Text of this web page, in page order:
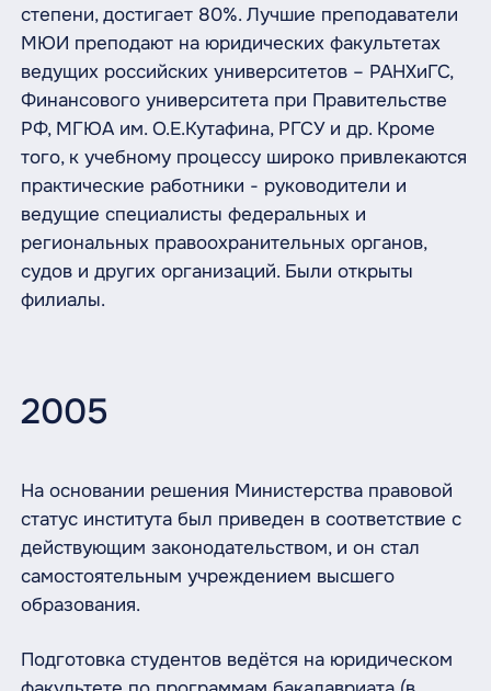
степени, достигает 80%. Лучшие преподаватели
МЮИ преподают на юридических факультетах
ведущих российских университетов – РАНХиГС,
Финансового университета при Правительстве
РФ, МГЮА им. О.Е.Кутафина, РГСУ и др. Кроме
того, к учебному процессу широко привлекаются
практические работники - руководители и
ведущие специалисты федеральных и
региональных правоохранительных органов,
судов и других организаций. Были открыты
филиалы.
2005
На основании решения Министерства правовой
статус института был приведен в соответствие с
действующим законодательством, и он стал
самостоятельным учреждением высшего
образования.
Подготовка студентов ведётся на юридическом